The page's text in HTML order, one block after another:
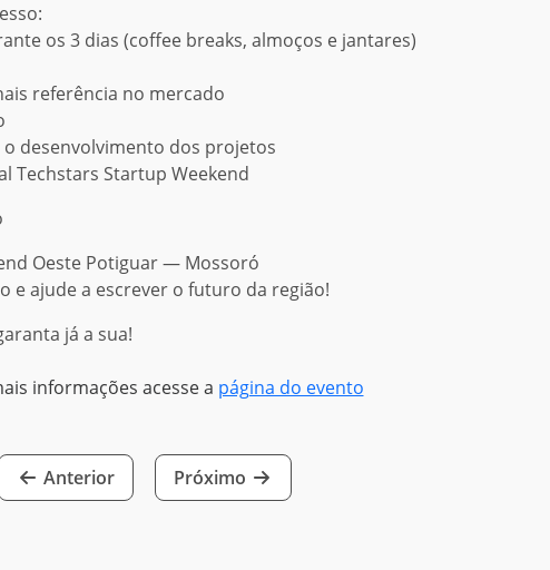
os 3 dias (coffee breaks, almoços e jantares)
referência no mercado
desenvolvimento dos projetos
Techstars Startup Weekend
Oeste Potiguar — Mossoró
e ajude a escrever o futuro da região!
já a sua!
informações acesse a página do evento
Anterior Próximo